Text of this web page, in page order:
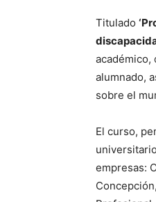
Titulado
académico,
alumnado,
sobre el
El curso,
empresas: